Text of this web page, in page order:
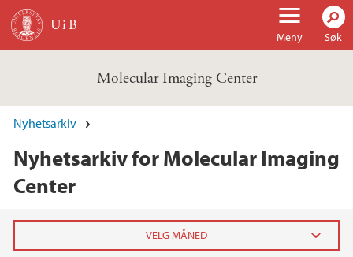
Hopp til hovedinnhold
Meny Søk
Molecular Imaging Center
Nyhetsarkiv
Nyhetsarkiv for Molecular Imaging
Center